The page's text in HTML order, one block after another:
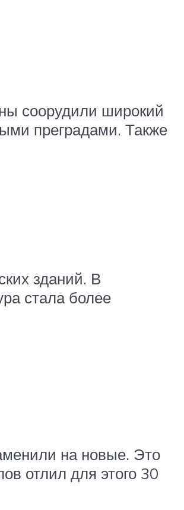
соорудили широкий
преградами. Также
зданий. В
стала более
на новые. Это
отлил для этого 30